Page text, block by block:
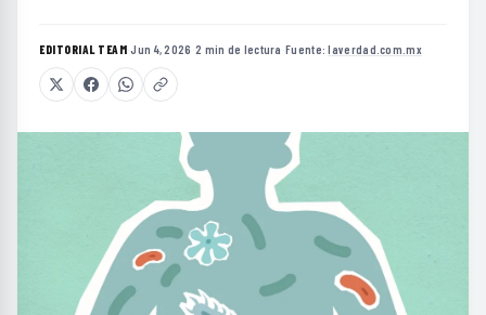
EDITORIAL TEAM·Jun 4, 2026 ·2 min de lectura ·Fuente:laverdad.com.mx